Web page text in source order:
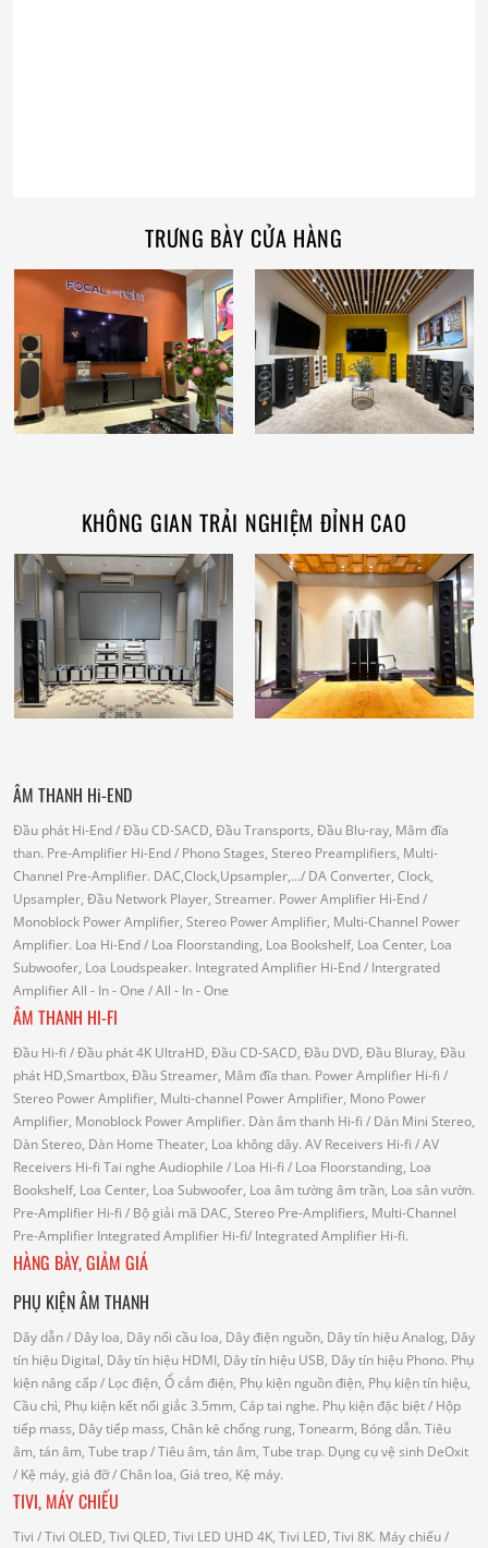
TRƯNG BÀY CỬA HÀNG
KHÔNG GIAN TRẢI NGHIỆM ĐỈNH CAO
ÂM THANH Hi-END
Đầu phát Hi-End/ Đầu CD-SACD, Đầu Transports, Đầu Blu-ray, Mâm đĩa
than. Pre-Amplifier Hi-End/ Phono Stages, Stereo Preamplifiers, Multi-
Channel Pre-Amplifier. DAC,Clock,Upsampler,.../ DA Converter, Clock,
Upsampler, Đầu Network Player, Streamer. Power Amplifier Hi-End/
Monoblock Power Amplifier, Stereo Power Amplifier, Multi-Channel Power
Amplifier. Loa Hi-End/ Loa Floorstanding, Loa Bookshelf, Loa Center, Loa
Subwoofer, Loa Loudspeaker. Integrated Amplifier Hi-End/ Intergrated
AmplifierAll - In - One / All - In - One
ÂM THANH HI-FI
Đầu Hi-fi / Đầu phát 4K UltraHD, Đầu CD-SACD, Đầu DVD, Đầu Bluray, Đầu
phát HD,Smartbox, Đầu Streamer, Mâm đĩa than. Power Amplifier Hi-fi /
Stereo Power Amplifier, Multi-channel Power Amplifier, Mono Power
Amplifier, Monoblock Power Amplifier. Dàn âm thanh Hi-fi / Dàn Mini Stereo,
Dàn Stereo, Dàn Home Theater, Loa không dây. AV Receivers Hi-fi / AV
Receivers Hi-fi Tai nghe Audiophile / Loa Hi-fi / Loa Floorstanding, Loa
Bookshelf, Loa Center, Loa Subwoofer, Loa âm tường âm trần, Loa sân vườn.
Pre-Amplifier Hi-fi / Bộ giải mã DAC, Stereo Pre-Amplifiers, Multi-Channel
Pre-Amplifier Integrated Amplifier Hi-fi/ Integrated Amplifier Hi-fi.
HÀNG BÀY, GIẢM GIÁ
PHỤ KIỆN ÂM THANH
Dây dẫn/ Dây loa, Dây nối cầu loa, Dây điện nguồn, Dây tín hiệu Analog, Dây
tín hiệu Digital, Dây tín hiệu HDMI, Dây tín hiệu USB, Dây tín hiệu Phono. Phụ
kiện nâng cấp/ Lọc điện, Ổ cắm điện, Phụ kiện nguồn điện, Phụ kiện tín hiệu,
Cầu chì, Phụ kiện kết nối giắc 3.5mm, Cáp tai nghe. Phụ kiện đặc biệt/ Hộp
tiếp mass, Dây tiếp mass, Chân kê chống rung, Tonearm, Bóng dẫn. Tiêu
âm, tán âm, Tube trap/ Tiêu âm, tán âm, Tube trap. Dụng cụ vệ sinh DeOxit
/ Kệ máy, giá đỡ/ Chân loa, Giá treo, Kệ máy.
TIVI, MÁY CHIẾU
Tivi / Tivi OLED, Tivi QLED, Tivi LED UHD 4K, Tivi LED, Tivi 8K. Máy chiếu/